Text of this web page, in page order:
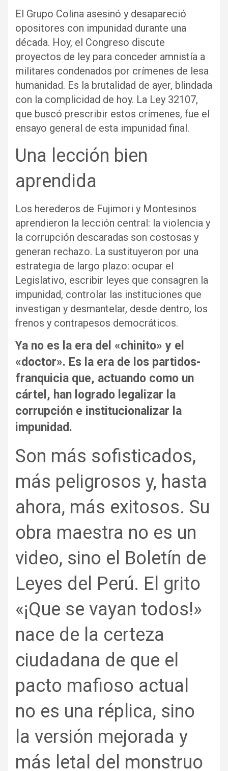
El Grupo Colina asesinó y desapareció
opositores con impunidad durante una
década. Hoy, el Congreso discute
proyectos de ley para conceder amnistía a
militares condenados por crímenes de lesa
humanidad. Es la brutalidad de ayer, blindada
con la complicidad de hoy. La Ley 32107,
que buscó prescribir estos crímenes, fue el
ensayo general de esta impunidad final.
Una lección bien
aprendida
Los herederos de Fujimori y Montesinos
aprendieron la lección central: la violencia y
la corrupción descaradas son costosas y
generan rechazo. La sustituyeron por una
estrategia de largo plazo: ocupar el
Legislativo, escribir leyes que consagren la
impunidad, controlar las instituciones que
investigan y desmantelar, desde dentro, los
frenos y contrapesos democráticos.
Ya no es la era del «chinito» y el
«doctor». Es la era de los partidos-
franquicia que, actuando como un
cártel, han logrado legalizar la
corrupción e institucionalizar la
impunidad.
Son más sofisticados,
más peligrosos y, hasta
ahora, más exitosos. Su
obra maestra no es un
video, sino el Boletín de
Leyes del Perú. El grito
«¡Que se vayan todos!»
nace de la certeza
ciudadana de que el
pacto mafioso actual
no es una réplica, sino
la versión mejorada y
más letal del monstruo